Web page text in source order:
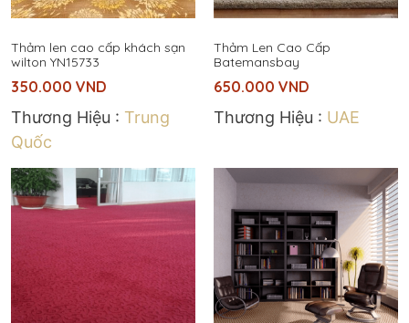
Thảm len cao cấp khách sạn
wilton YN15733
350.000 VND
Thương Hiệu : Trung
Quốc
Thảm Len Cao Cấp
Batemansbay
650.000 VND
Thương Hiệu : UAE